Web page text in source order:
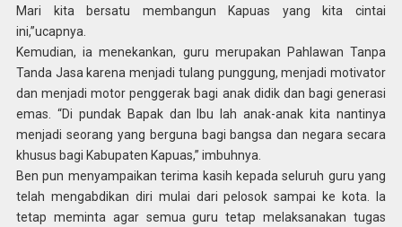
Mari kita bersatu membangun Kapuas yang kita cintai
ini,”ucapnya.
Kemudian, ia menekankan, guru merupakan Pahlawan Tanpa
Tanda Jasa karena menjadi tulang punggung, menjadi motivator
dan menjadi motor penggerak bagi anak didik dan bagi generasi
emas. “Di pundak Bapak dan Ibu lah anak-anak kita nantinya
menjadi seorang yang berguna bagi bangsa dan negara secara
khusus bagi Kabupaten Kapuas,” imbuhnya.
Ben pun menyampaikan terima kasih kepada seluruh guru yang
telah mengabdikan diri mulai dari pelosok sampai ke kota. Ia
tetap meminta agar semua guru tetap melaksanakan tugas